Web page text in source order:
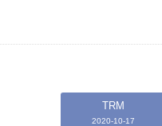
TRM
2020-10-17